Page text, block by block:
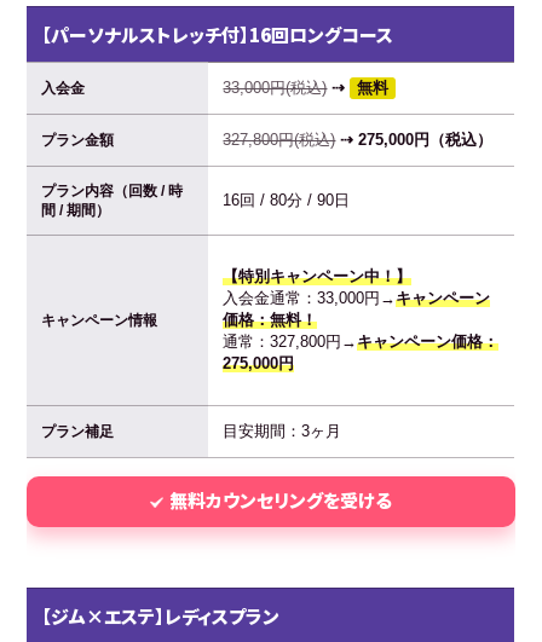
【パーソナルストレッチ付】16回ロングコース
入会金 33,000円(税込)⇢ 無料
プラン金額 327,800円(税込)⇢ 275,000円（税込）
プラン内容（回数 / 時
間 / 期間）
16回 / 80分 / 90日
キャンペーン情報
【特別キャンペーン中！】
入会金通常：33,000円→キャンペーン
価格：無料！
通常：327,800円→キャンペーン価格：
275,000円
プラン補足 目安期間：3ヶ月
無料カウンセリングを受ける
【ジム×エステ】レディスプラン